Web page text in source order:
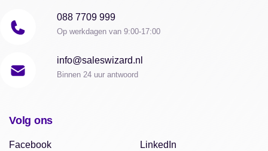
088 7709 999
Op werkdagen van 9:00-17:00
info@saleswizard.nl
Binnen 24 uur antwoord
Volg ons
Facebook LinkedIn